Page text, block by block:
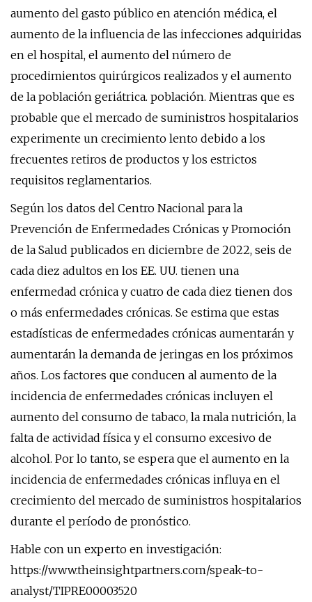
aumento del gasto público en atención médica, el
aumento de la influencia de las infecciones adquiridas
en el hospital, el aumento del número de
procedimientos quirúrgicos realizados y el aumento
de la población geriátrica. población. Mientras que es
probable que el mercado de suministros hospitalarios
experimente un crecimiento lento debido a los
frecuentes retiros de productos y los estrictos
requisitos reglamentarios.
Según los datos del Centro Nacional para la
Prevención de Enfermedades Crónicas y Promoción
de la Salud publicados en diciembre de 2022, seis de
cada diez adultos en los EE. UU. tienen una
enfermedad crónica y cuatro de cada diez tienen dos
o más enfermedades crónicas. Se estima que estas
estadísticas de enfermedades crónicas aumentarán y
aumentarán la demanda de jeringas en los próximos
años. Los factores que conducen al aumento de la
incidencia de enfermedades crónicas incluyen el
aumento del consumo de tabaco, la mala nutrición, la
falta de actividad física y el consumo excesivo de
alcohol. Por lo tanto, se espera que el aumento en la
incidencia de enfermedades crónicas influya en el
crecimiento del mercado de suministros hospitalarios
durante el período de pronóstico.
Hable con un experto en investigación:
https://www.theinsightpartners.com/speak-to-
analyst/TIPRE00003520